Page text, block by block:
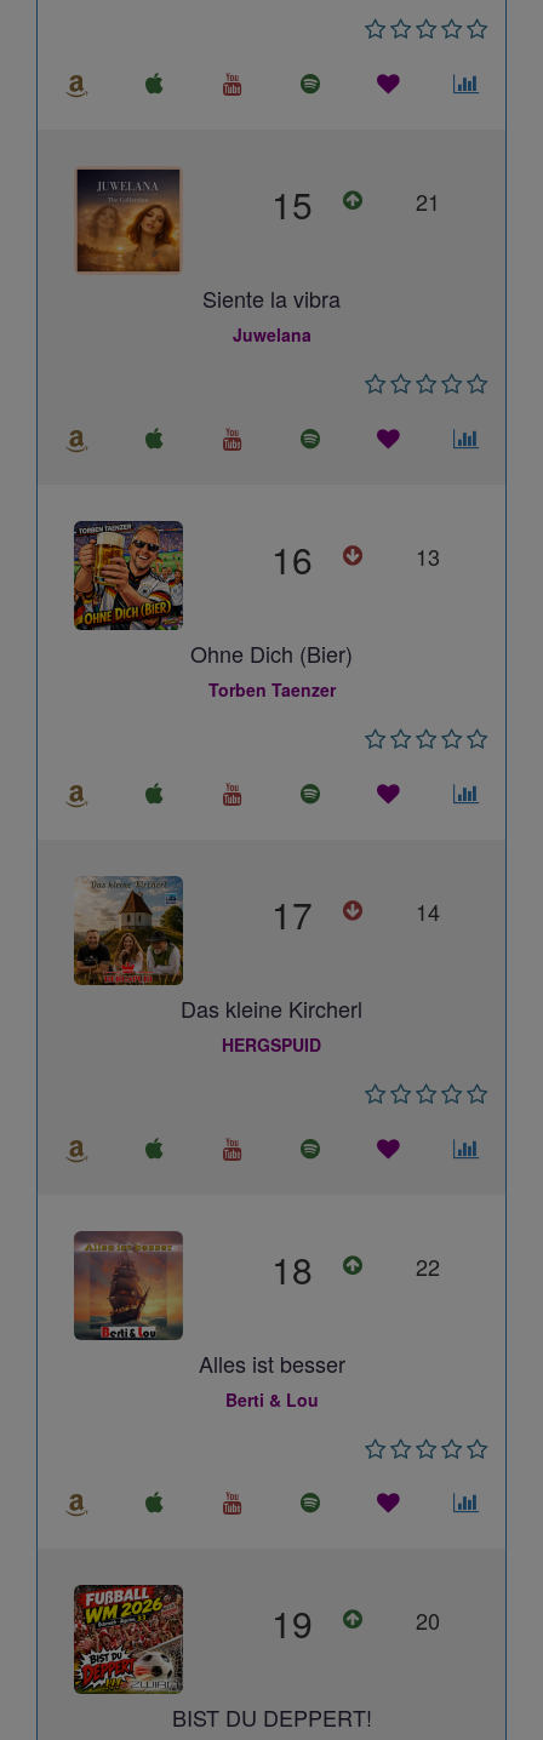
15 21
Siente la vibra
Juwelana
16 13
Ohne Dich (Bier)
Torben Taenzer
17 14
Das kleine Kircherl
HERGSPUID
18 22
Alles ist besser
Berti & Lou
19 20
BIST DU DEPPERT!